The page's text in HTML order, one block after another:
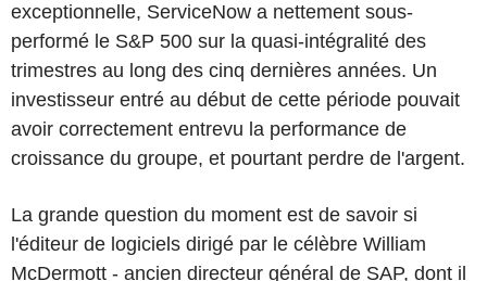
exceptionnelle, ServiceNow a nettement sous-
performé le S&P 500 sur la quasi-intégralité des
trimestres au long des cinq dernières années. Un
investisseur entré au début de cette période pouvait
avoir correctement entrevu la performance de
croissance du groupe, et pourtant perdre de l'argent.
La grande question du moment est de savoir si
l'éditeur de logiciels dirigé par le célèbre William
McDermott - ancien directeur général de SAP, dont il